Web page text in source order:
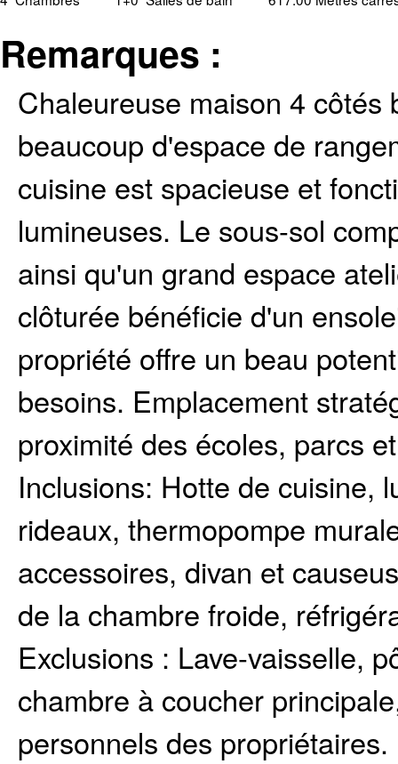
Remarques :
Chaleureuse maison 4
beaucoup d'espace de
cuisine est spacieuse et
lumineuses. Le sous-sol
ainsi qu'un grand espace
clôturée bénéficie d'un
propriété offre un beau
besoins. Emplacement
proximité des écoles, parcs
Inclusions: Hotte de cuisine,
rideaux, thermopompe
accessoires, divan et
de la chambre froide,
Exclusions : Lave-vaisselle,
chambre à coucher
personnels des propriétaires.